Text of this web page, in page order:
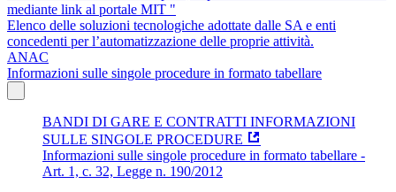
mediante link al portale MIT "
Elenco delle soluzioni tecnologiche adottate dalle SA e enti
concedenti per l’automatizzazione delle proprie attività.
ANAC
Informazioni sulle singole procedure in formato tabellare
BANDI DI GARE E CONTRATTI INFORMAZIONI
SULLE SINGOLE PROCEDURE
Informazioni sulle singole procedure in formato tabellare -
Art. 1, c. 32, Legge n. 190/2012